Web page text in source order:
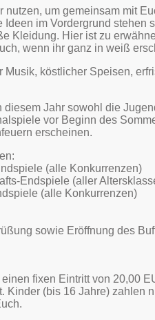
um gemeinsam mit
im Vordergrund stehen
Kleidung. Hier ist zu
wenn ihr ganz in weiß
Musik, köstlicher Speisen,
Jahr sowohl die
vor Beginn des
erscheinen.
(alle Konkurrenzen)
Endspiele (aller
(alle Konkurrenzen)
sowie Eröffnung des
fixen Eintritt von 20,00
Kinder (bis 16 Jahre) zahlen